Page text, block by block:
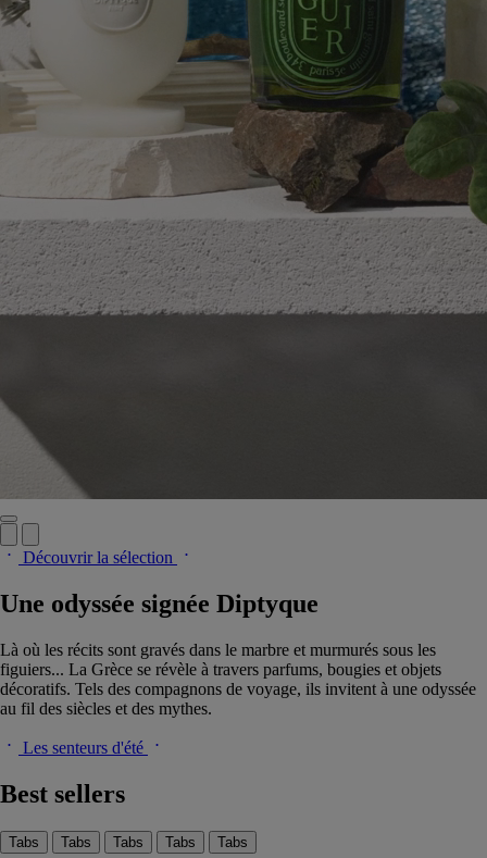
Découvrir la sélection
Une odyssée signée Diptyque
Là où les récits sont gravés dans le marbre et murmurés sous les
figuiers... La Grèce se révèle à travers parfums, bougies et objets
décoratifs. Tels des compagnons de voyage, ils invitent à une odyssée
au fil des siècles et des mythes.
Les senteurs d'été
Best sellers
Tabs Tabs Tabs Tabs Tabs